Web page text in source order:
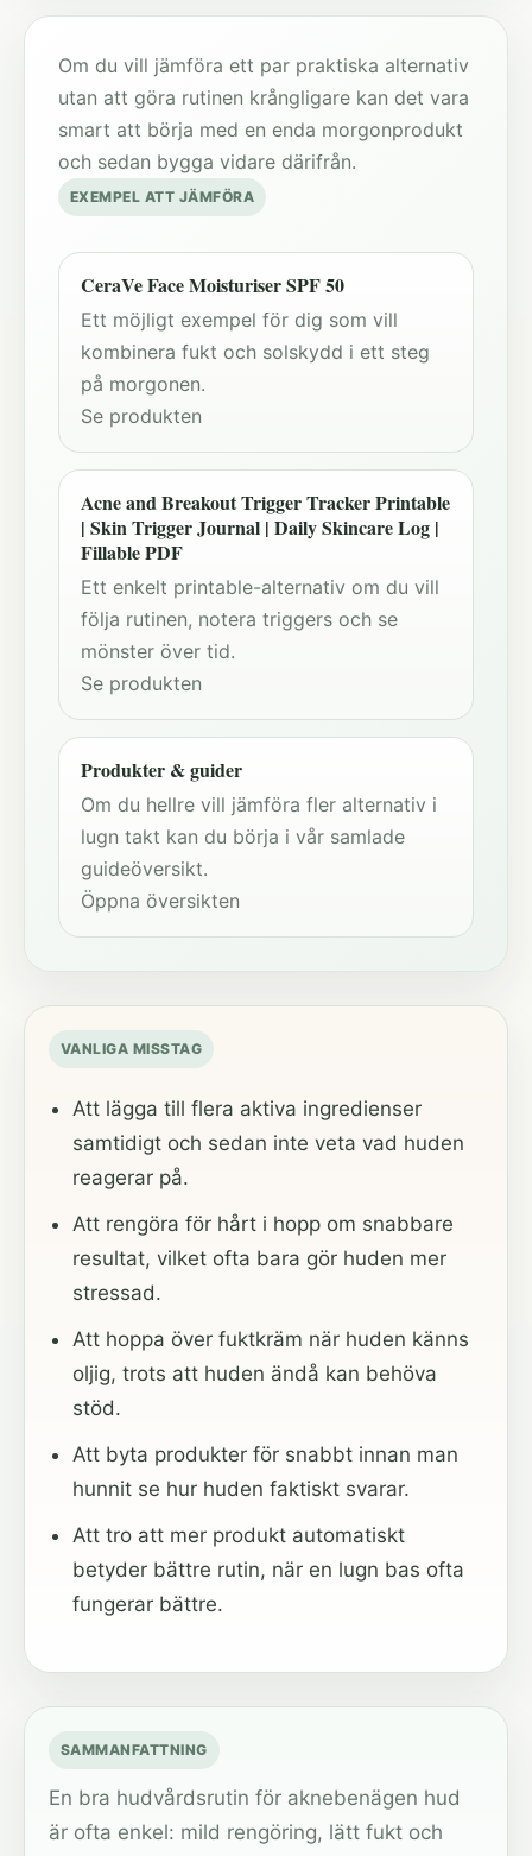
Om du vill jämföra ett par praktiska alternativ
utan att göra rutinen krångligare kan det vara
smart att börja med en enda morgonprodukt
och sedan bygga vidare därifrån.
EXEMPEL ATT JÄMFÖRA
CeraVe Face Moisturiser SPF 50
Ett möjligt exempel för dig som vill
kombinera fukt och solskydd i ett steg
på morgonen.
Se produkten
Acne and Breakout Trigger Tracker Printable
| Skin Trigger Journal | Daily Skincare Log |
Fillable PDF
Ett enkelt printable-alternativ om du vill
följa rutinen, notera triggers och se
mönster över tid.
Se produkten
Produkter & guider
Om du hellre vill jämföra fler alternativ i
lugn takt kan du börja i vår samlade
guideöversikt.
Öppna översikten
VANLIGA MISSTAG
Att lägga till flera aktiva ingredienser
samtidigt och sedan inte veta vad huden
reagerar på.
Att rengöra för hårt i hopp om snabbare
resultat, vilket ofta bara gör huden mer
stressad.
Att hoppa över fuktkräm när huden känns
oljig, trots att huden ändå kan behöva
stöd.
Att byta produkter för snabbt innan man
hunnit se hur huden faktiskt svarar.
Att tro att mer produkt automatiskt
betyder bättre rutin, när en lugn bas ofta
fungerar bättre.
SAMMANFATTNING
En bra hudvårdsrutin för aknebenägen hud
är ofta enkel: mild rengöring, lätt fukt och